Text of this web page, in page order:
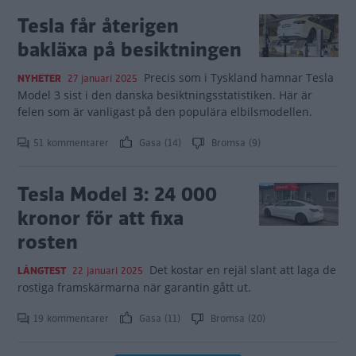
Tesla får återigen
bakläxa på besiktningen
NYHETER 27 januari 2025 Precis som i Tyskland hamnar Tesla
Model 3 sist i den danska besiktningsstatistiken. Här är
felen som är vanligast på den populära elbilsmodellen.
51 kommentarer Gasa (14) Bromsa (9)
Tesla Model 3: 24 000
kronor för att fixa
rosten
LÅNGTEST 22 januari 2025 Det kostar en rejäl slant att laga de
rostiga framskärmarna när garantin gått ut.
19 kommentarer Gasa (11) Bromsa (20)